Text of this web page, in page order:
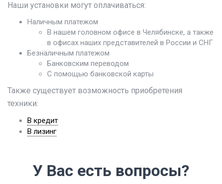
Наши установки могут оплачиваться:
Наличным платежом
В нашем головном офисе в Челябинске, а также
в офисах наших представителей в России и СНГ
Безналичным платежом
Банковским переводом
С помощью банковской карты
Также существует возможность приобретения
техники:
В кредит
В лизинг
У Вас есть вопросы?